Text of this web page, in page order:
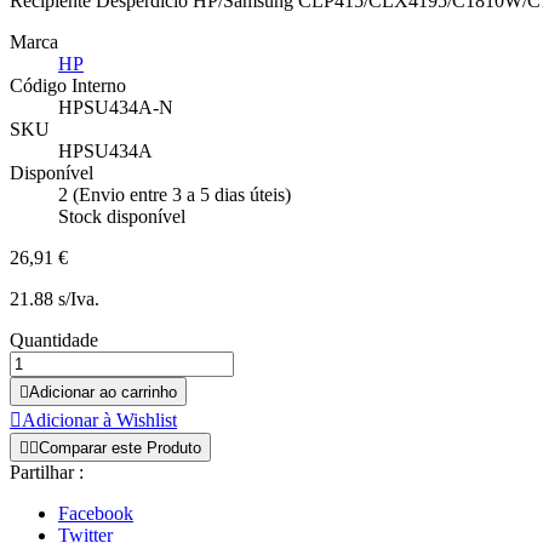
Marca
HP
Código Interno
HPSU434A-N
SKU
HPSU434A
Disponível
2 (Envio entre 3 a 5 dias úteis)
Stock disponível
26,91 €
21.88 s/Iva.
Quantidade
Adicionar ao carrinho
Adicionar à Wishlist
 Comparar este Produto
Partilhar :
Facebook
Twitter